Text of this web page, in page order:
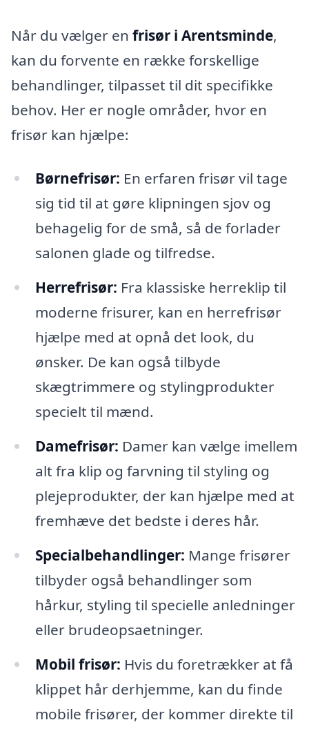
Når du vælger en frisør i Arentsminde,
kan du forvente en række forskellige
behandlinger, tilpasset til dit specifikke
behov. Her er nogle områder, hvor en
frisør kan hjælpe:
Børnefrisør: En erfaren frisør vil tage
sig tid til at gøre klipningen sjov og
behagelig for de små, så de forlader
salonen glade og tilfredse.
Herrefrisør: Fra klassiske herreklip til
moderne frisurer, kan en herrefrisør
hjælpe med at opnå det look, du
ønsker. De kan også tilbyde
skægtrimmere og stylingprodukter
specielt til mænd.
Damefrisør: Damer kan vælge imellem
alt fra klip og farvning til styling og
plejeprodukter, der kan hjælpe med at
fremhæve det bedste i deres hår.
Specialbehandlinger: Mange frisører
tilbyder også behandlinger som
hårkur, styling til specielle anledninger
eller brudeopsaetninger.
Mobil frisør: Hvis du foretrækker at få
klippet hår derhjemme, kan du finde
mobile frisører, der kommer direkte til